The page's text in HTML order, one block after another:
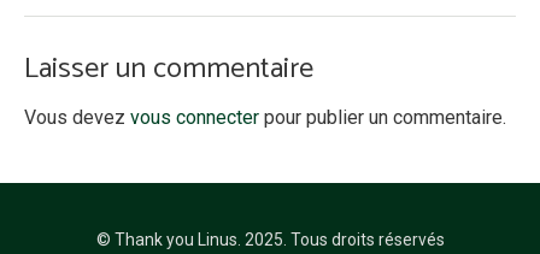
Laisser un commentaire
Vous devez vous connecter pour publier un commentaire.
© Thank you Linus. 2025. Tous droits réservés